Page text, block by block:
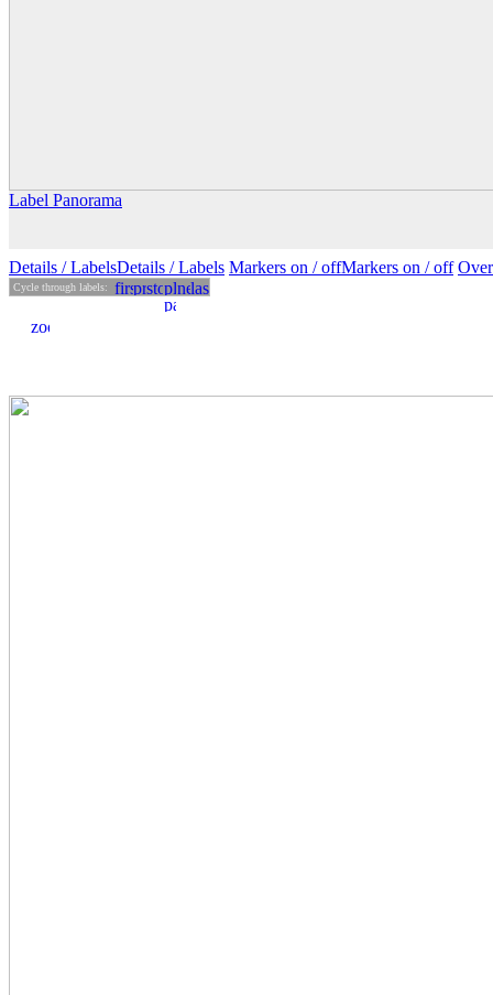
Label Panorama
Details / LabelsDetails /Labels Markers on /offMarkers on / off
Cycle through labels: